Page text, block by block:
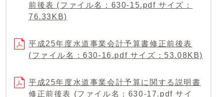
前後表 (ファイル名：630-15.pdf サイズ：
76.33KB)
平成25年度水道事業会計予算書修正前後表
(ファイル名：630-16.pdf サイズ：53.08KB)
平成25年度水道事業会計予算に関する説明書
修正前後表 (ファイル名：630-17.pdf サイ